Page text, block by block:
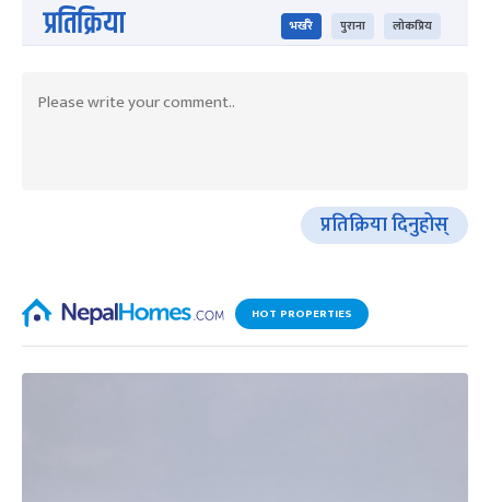
प्रतिक्रिया भर्खरै पुराना लोकप्रिय
प्रतिक्रिया दिनुहोस्
HOT PROPERTIES